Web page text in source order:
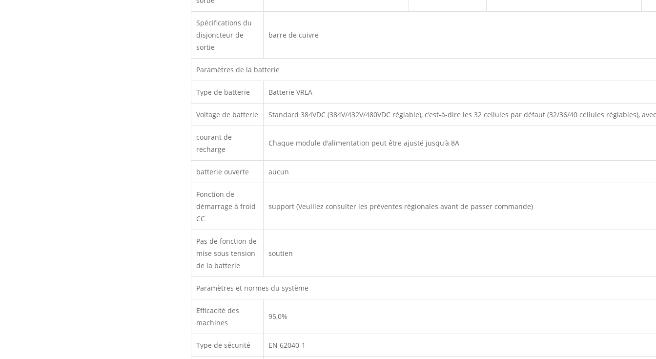
Spécifications du
disjoncteur de
sortie
barre de cuivre
Paramètres de la batterie
Type de batterie Batterie VRLA
Voltage de batterie Standard 384VDC (384V/432V/480VDC réglable), c'est-à-dire les 32 cellules par défaut (32/36/40 cellules réglables),
courant de
recharge
Chaque module d'alimentation peut être ajusté jusqu'à 8A
batterie ouverte aucun
Fonction de
démarrage à froid
CC
support (Veuillez consulter les préventes régionales avant de passer commande)
Pas de fonction de
mise sous tension
de la batterie
soutien
Paramètres et normes du système
Efficacité des
machines
95,0%
Type de sécurité EN 62040-1